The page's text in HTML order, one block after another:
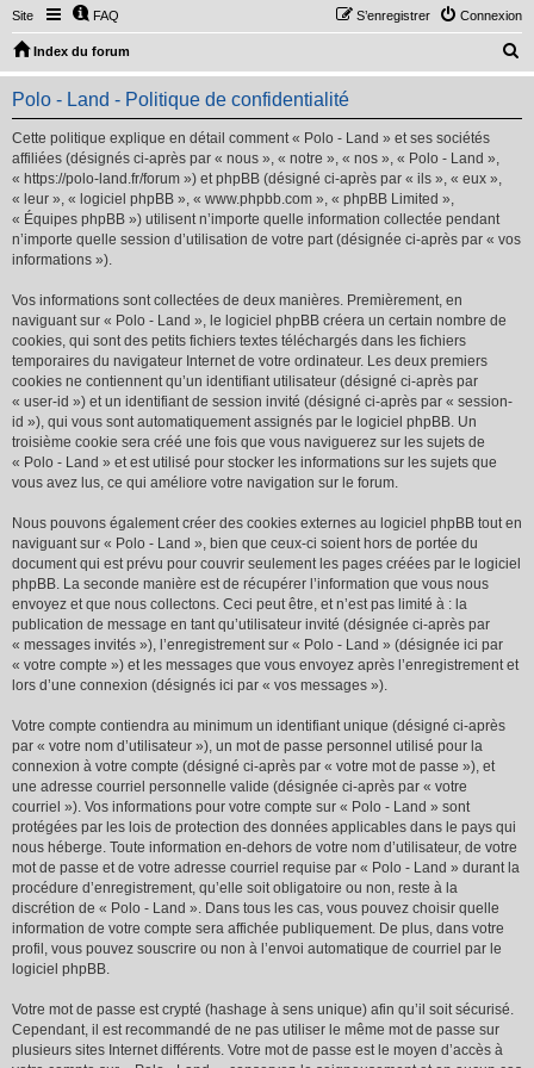
Site FAQ Connexion
S’enregistrer
Index du forum
e
Polo - Land - Politique de confidentialité
Cette politique explique en détail comment « Polo - Land » et ses sociétés
affiliées (désignés ci-après par « nous », « notre », « nos », « Polo - Land »,
« https://polo-land.fr/forum ») et phpBB (désigné ci-après par « ils », « eux »,
« leur », « logiciel phpBB », « www.phpbb.com », « phpBB Limited »,
« Équipes phpBB ») utilisent n’importe quelle information collectée pendant
n’importe quelle session d’utilisation de votre part (désignée ci-après par « vos
informations »).
Vos informations sont collectées de deux manières. Premièrement, en
naviguant sur « Polo - Land », le logiciel phpBB créera un certain nombre de
cookies, qui sont des petits fichiers textes téléchargés dans les fichiers
temporaires du navigateur Internet de votre ordinateur. Les deux premiers
cookies ne contiennent qu’un identifiant utilisateur (désigné ci-après par
« user-id ») et un identifiant de session invité (désigné ci-après par « session-
id »), qui vous sont automatiquement assignés par le logiciel phpBB. Un
troisième cookie sera créé une fois que vous naviguerez sur les sujets de
« Polo - Land » et est utilisé pour stocker les informations sur les sujets que
vous avez lus, ce qui améliore votre navigation sur le forum.
Nous pouvons également créer des cookies externes au logiciel phpBB tout en
naviguant sur « Polo - Land », bien que ceux-ci soient hors de portée du
document qui est prévu pour couvrir seulement les pages créées par le logiciel
phpBB. La seconde manière est de récupérer l’information que vous nous
envoyez et que nous collectons. Ceci peut être, et n’est pas limité à : la
publication de message en tant qu’utilisateur invité (désignée ci-après par
« messages invités »), l’enregistrement sur « Polo - Land » (désignée ici par
« votre compte ») et les messages que vous envoyez après l’enregistrement et
lors d’une connexion (désignés ici par « vos messages »).
Votre compte contiendra au minimum un identifiant unique (désigné ci-après
par « votre nom d’utilisateur »), un mot de passe personnel utilisé pour la
connexion à votre compte (désigné ci-après par « votre mot de passe »), et
une adresse courriel personnelle valide (désignée ci-après par « votre
courriel »). Vos informations pour votre compte sur « Polo - Land » sont
protégées par les lois de protection des données applicables dans le pays qui
nous héberge. Toute information en-dehors de votre nom d’utilisateur, de votre
mot de passe et de votre adresse courriel requise par « Polo - Land » durant la
procédure d’enregistrement, qu’elle soit obligatoire ou non, reste à la
discrétion de « Polo - Land ». Dans tous les cas, vous pouvez choisir quelle
information de votre compte sera affichée publiquement. De plus, dans votre
profil, vous pouvez souscrire ou non à l’envoi automatique de courriel par le
logiciel phpBB.
Votre mot de passe est crypté (hashage à sens unique) afin qu’il soit sécurisé.
Cependant, il est recommandé de ne pas utiliser le même mot de passe sur
plusieurs sites Internet différents. Votre mot de passe est le moyen d’accès à